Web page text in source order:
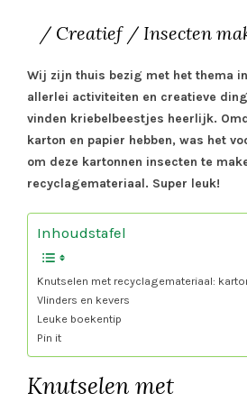
/ Creatief / Insecten
Wij zijn thuis bezig met het thema
allerlei activiteiten en creatieve
vinden kriebelbeestjes heerlijk.
karton en papier hebben, was het
om deze kartonnen insecten te
recyclagemateriaal. Super leuk!
Inhoudstafel
Knutselen met recyclagemateriaal:
Vlinders en kevers
Leuke boekentip
Pin it
Knutselen met